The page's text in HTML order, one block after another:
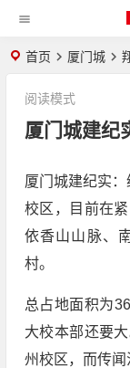
首页 厦门城
厦门城建纪
阅读模式
厦门城建纪实
校区，目前在
依香山山脉、
村。
总占地面积为
大校本部还要
州校区，而传闻